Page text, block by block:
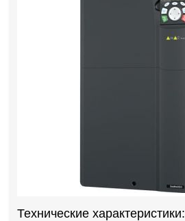
Технические характеристики: